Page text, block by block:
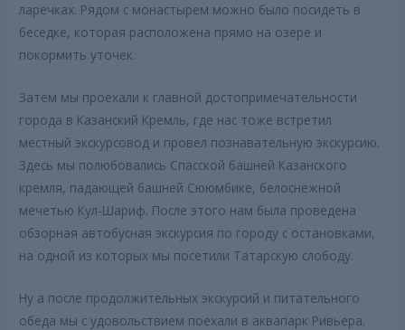
ларечках. Рядом с монастырем можно было посидеть в
беседке, которая расположена прямо на озере и
покормить уточек.
Затем мы проехали к главной достопримечательности
города в Казанский Кремль, где нас тоже встретил
местный экскурсовод и провел познавательную экскурсию.
Здесь мы полюбовались Спасской башней Казанского
кремля, падающей башней Сююмбике, белоснежной
мечетью Кул-Шариф. После этого нам была проведена
обзорная автобусная экскурсия по городу с остановками,
на одной из которых мы посетили Татарскую слободу.
Ну а после продолжительных экскурсий и питательного
обеда мы с удовольствием поехали в аквапарк Ривьера.